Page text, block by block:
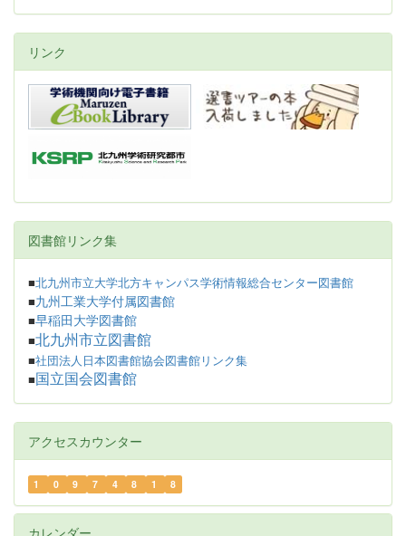
リンク
図書館リンク集
■北九州市立大学北方キャンパス学術情報総合センター図書館
■九州工業大学付属図書館
■早稲田大学図書館
■北九州市立図書館
■社団法人日本図書館協会図書館リンク集
■ 国立国会図書館
アクセスカウンター
1 0 9 7 4 8 1 8